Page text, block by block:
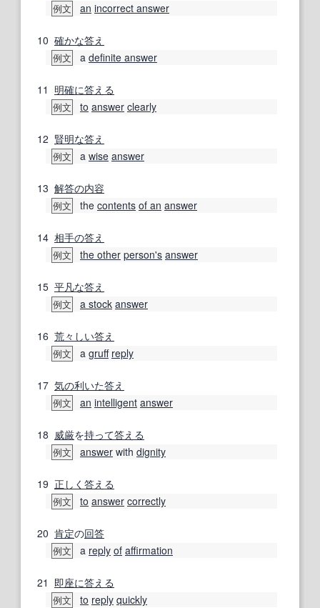
例文 an incorrect answer
10 確かな答え
例文 a definite answer
11 明確に答える
例文 to answer clearly
12 賢明な答え
例文 a wise answer
13 解答の内容
例文 the contents of an answer
14 相手の答え
例文 the other person's answer
15 平凡な答え
例文 a stock answer
16 荒々しい答え
例文 a gruff reply
17 気の利いた答え
例文 an intelligent answer
18 威厳を持って答える
例文 answer with dignity
19 正しく 答える
例文 to answer correctly
20 肯定の回答
例文 a reply of affirmation
21 即座に答える
例文 to reply quickly